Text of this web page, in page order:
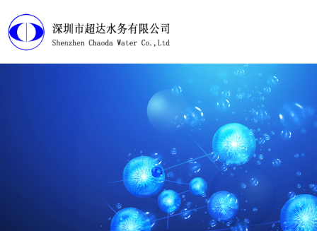
首页
产品展示
工程案例
淘宝店铺
下载中心